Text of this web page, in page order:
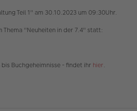
Teil 1" am 30.10.2023 um 09:30Uhr.
Thema "Neuheiten in der 7.4" statt:
Buchgeheimnisse - findet ihr hier.